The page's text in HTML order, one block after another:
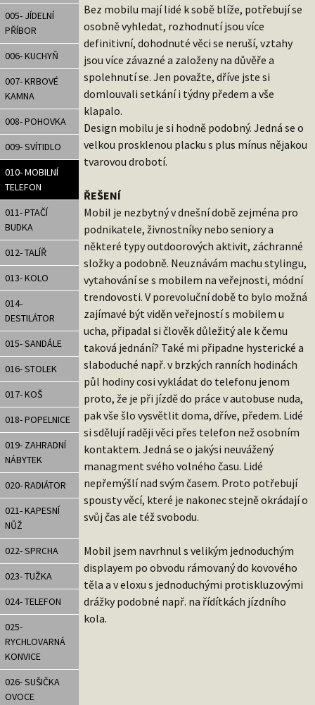
005- JÍDELNÍ
PŘÍBOR
006- KUCHYŇ
007- KRBOVÉ
KAMNA
008- POHOVKA
009- SVÍTIDLO
010- MOBILNÍ
TELEFON
011- PTAČÍ
BUDKA
012- TALÍŘ
013- KOLO
014-
DESTILÁTOR
015- SANDÁLE
016- STOLEK
017- KOŠ
018- POPELNICE
019- ZAHRADNÍ
NÁBYTEK
020- RADIÁTOR
021- KAPESNÍ
NŮŽ
022- SPRCHA
023- TUŽKA
024- TELEFON
025-
RYCHLOVARNÁ
KONVICE
026- SUŠIČKA
OVOCE
Bez mobilu mají lidé k sobě blíže, potřebují se
osobně vyhledat, rozhodnutí jsou více
definitivní, dohodnuté věci se neruší, vztahy
jsou více závazné a založeny na důvěře a
spolehnutí se. Jen považte, dříve jste si
domlouvali setkání i týdny předem a vše
klapalo.
Design mobilu je si hodně podobný. Jedná se o
velkou prosklenou placku s plus mínus nějakou
tvarovou drobotí.
ŘEŠENÍ
Mobil je nezbytný v dnešní době zejména pro
podnikatele, živnostníky nebo seniory a
některé typy outdoorových aktivit, záchranné
složky a podobně. Neuznávám machu stylingu,
vytahování se s mobilem na veřejnosti, módní
trendovosti. V porevoluční době to bylo možná
zajímavé být viděn veřejností s mobilem u
ucha, připadal si člověk důležitý ale k čemu
taková jednání? Také mi připadne hysterické a
slaboduché např. v brzkých ranních hodinách
půl hodiny cosi vykládat do telefonu jenom
proto, že je při jízdě do práce v autobuse nuda,
pak vše šlo vysvětlit doma, dříve, předem. Lidé
si sdělují raději věci přes telefon než osobním
kontaktem. Jedná se o jakýsi neuvážený
managment svého volného času. Lidé
nepřemýšlí nad svým časem. Proto potřebují
spousty věcí, které je nakonec stejně okrádají o
svůj čas ale též svobodu.
Mobil jsem navrhnul s velikým jednoduchým
displayem po obvodu rámovaný do kovového
těla a v eloxu s jednoduchými protiskluzovými
drážky podobné např. na řídítkách jízdního
kola.